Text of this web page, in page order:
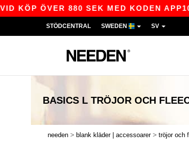
880 SEK MED KODEN APP10 –
STÖDCENTRAL SWEDEN SV
BASICS L TRÖJOR OCH
needen > blank kläder | accessoarer > tröjor och